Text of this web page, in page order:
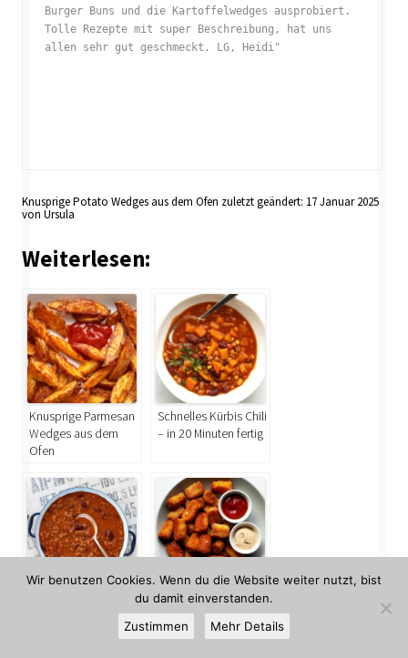
Burger Buns und die Kartoffelwedges ausprobiert.
Tolle Rezepte mit super Beschreibung, hat uns
allen sehr gut geschmeckt. LG, Heidi"
Knusprige Potato Wedges aus dem Ofen zuletzt geändert: 17 Januar 2025
von Ursula
Weiterlesen:
Knusprige Parmesan
Wedges aus dem
Ofen
Schnelles Kürbis Chili
– in 20 Minuten fertig
Knusprige Tater Tots
aus dem Ofen
Wir benutzen Cookies. Wenn du die Website weiter nutzt, bist
du damit einverstanden.
Zustimmen
Mehr Details